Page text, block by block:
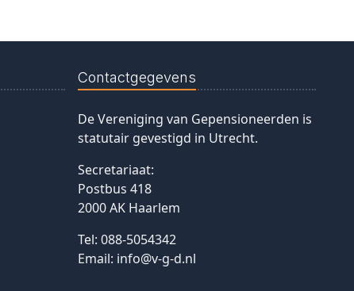
Contactgegevens
De Vereniging van Gepensioneerden is
statutair gevestigd in Utrecht.
Secretariaat:
Postbus 418
2000 AK Haarlem
Tel: 088-5054342
Email: info@v-g-d.nl